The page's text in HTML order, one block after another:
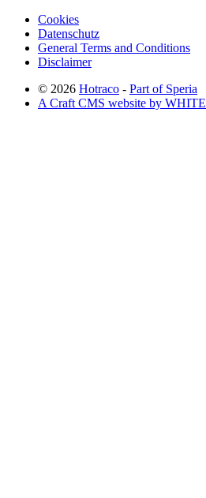
Cookies
Datenschutz
General Terms and Conditions
Disclaimer
© 2026 Hotraco - Part of Speria
A Craft CMS website by WHITE